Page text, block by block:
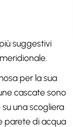
suggestivi
per la sua
cascate sono
una scogliera
parete di acqua